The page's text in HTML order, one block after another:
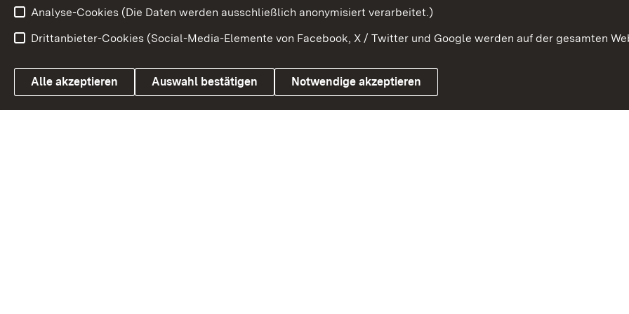
Link zum Landesportal
Impressum Kontakt
Analyse-Cookies (Die Daten werden ausschließlich anonymisiert verarbeitet.)
Drittanbieter-Cookies (Social-Media-Elemente von Facebook, X / Twitter und Google werden auf der gesamten
Alle akzeptieren Auswahl bestätigen Notwendige akzeptieren